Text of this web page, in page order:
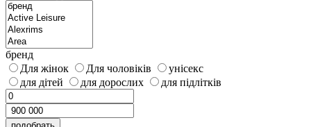
бренд
Для жінок
Для чоловіків
унісекс
для дітей
для дорослих для підлітків